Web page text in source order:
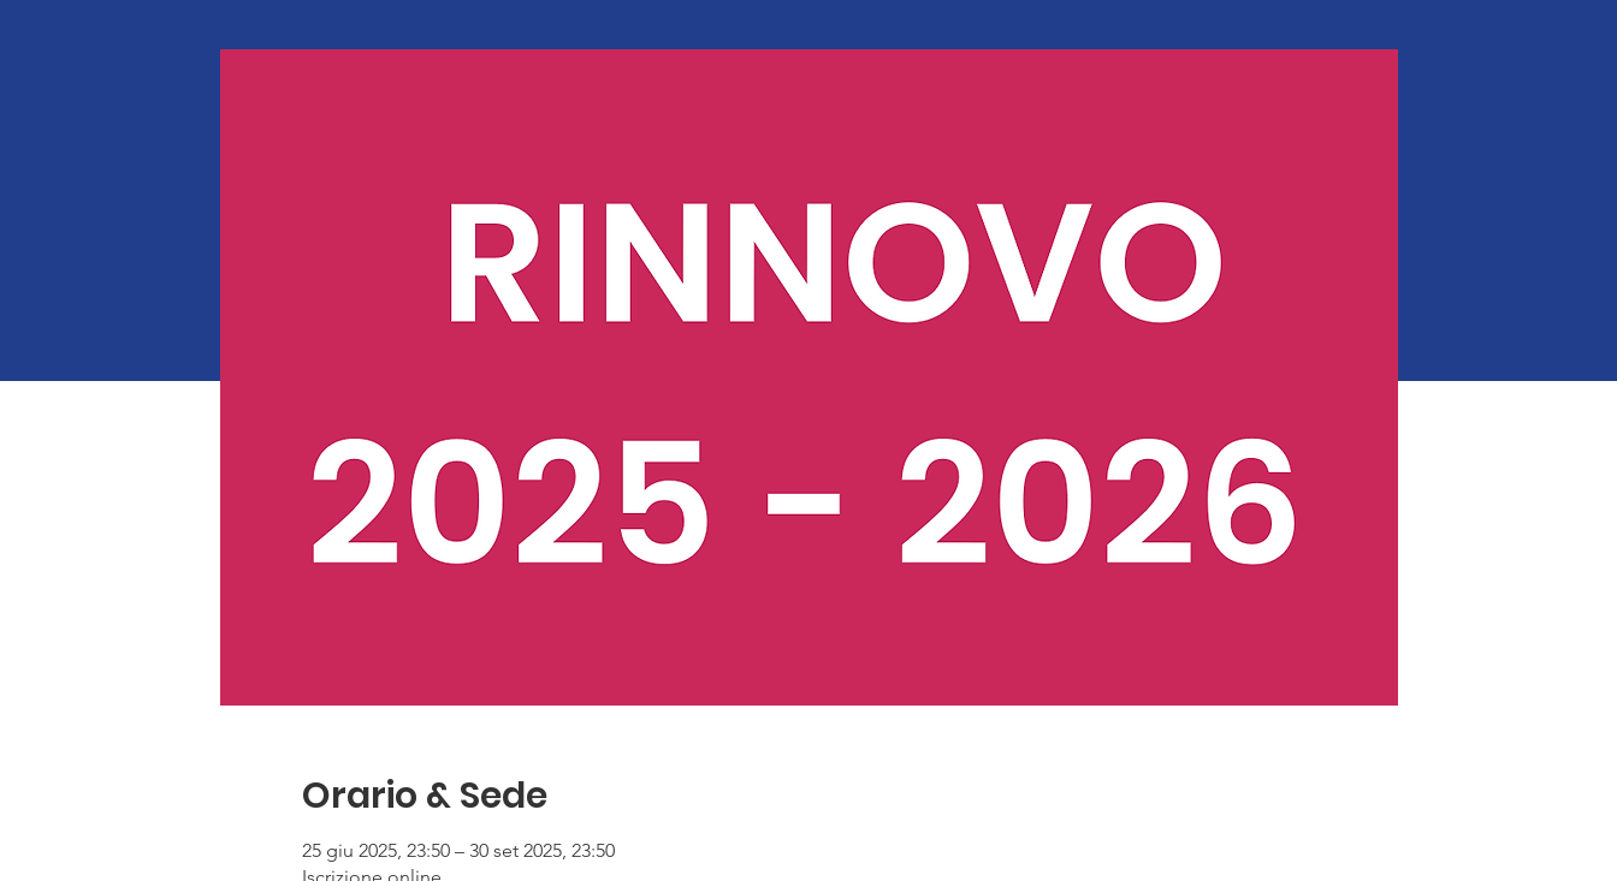
Orario & Sede
25 giu 2025, 23:50 – 30 set 2025, 23:50